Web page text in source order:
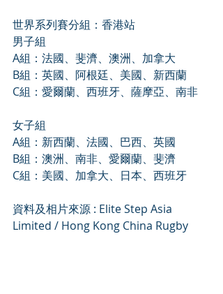
世界系列賽分組：香港站
男子組
A組：法國、斐濟、澳洲、加拿大
B組：英國、阿根廷、美國、新西蘭
C組：愛爾蘭、西班牙、薩摩亞、南非
女子組
A組：新西蘭、法國、巴西、英國
B組：澳洲、南非、愛爾蘭、斐濟
C組：美國、加拿大、日本、西班牙
資料及相片來源 : Elite Step Asia
Limited / Hong Kong China Rugby